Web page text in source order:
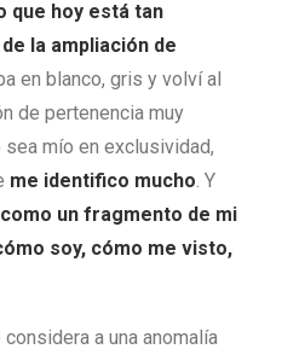
que hoy está tan
la ampliación de
en blanco, gris y volví al
de pertenencia muy
mío en exclusividad,
me identifico mucho. Y
un fragmento de mi
soy, cómo me visto,
a una anomalía